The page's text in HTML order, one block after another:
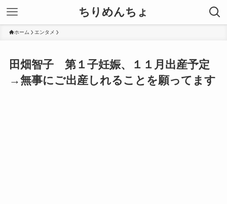
ちりめんちょ
ホーム エンタメ
田畑智子 第１子妊娠、１１月出産予定
→無事にご出産しれることを願ってます